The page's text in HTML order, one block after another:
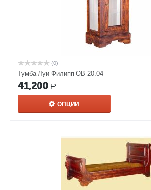
(0)
Тумба Луи Филипп ОВ 20.04
41,200 Р
ОПЦИИ